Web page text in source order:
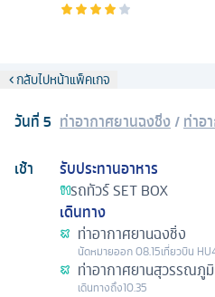
กลับไปหน้าแพ็คเกจ
วันที่5 ท่าอากาศยานฉงชิ่ง/ท่าอ
เช้า
รับประทานอาหาร
รถทัวร์SET BOX
เดินทาง
ท่าอากาศยานฉงชิ่ง
นัดหมายออก08.15เที่ยวบิน
ท่าอากาศยานสุวรรณภูมิ
เดินทางถึง10.35